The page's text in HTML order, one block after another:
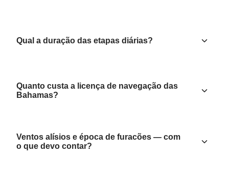
Qual a duração das etapas diárias?
Quanto custa a licença de navegação das
Bahamas?
Ventos alísios e época de furacões — com
o que devo contar?